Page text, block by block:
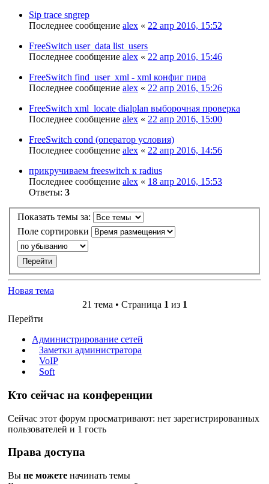
Sip trace sngrep
Последнее сообщение alex « 22 апр 2016, 15:52
FreeSwitch user_data list_users
Последнее сообщение alex « 22 апр 2016, 15:46
FreeSwitch find_user_xml - xml конфиг пира
Последнее сообщение alex « 22 апр 2016, 15:26
FreeSwitch xml_locate dialplan выборочная проверка
Последнее сообщение alex « 22 апр 2016, 15:00
FreeSwitch cond (оператор условия)
Последнее сообщение alex « 22 апр 2016, 14:56
прикручиваем freeswitch к radius
Последнее сообщение alex « 18 апр 2016, 15:53
Ответы: 3
Показать темы за:
Поле сортировки
Новая тема
21 тема • Страница 1 из 1
Перейти
Администрирование сетей
Заметки администратора
VoIP
Soft
Кто сейчас на конференции
Сейчас этот форум просматривают: нет зарегистрированных
пользователей и 1 гость
Права доступа
Вы не можете начинать темы